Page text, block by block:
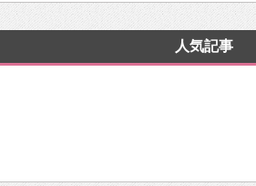
人気記事